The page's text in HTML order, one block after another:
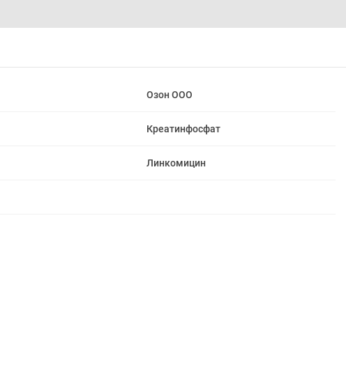
Озон ООО
Креатинфосфат
Линкомицин